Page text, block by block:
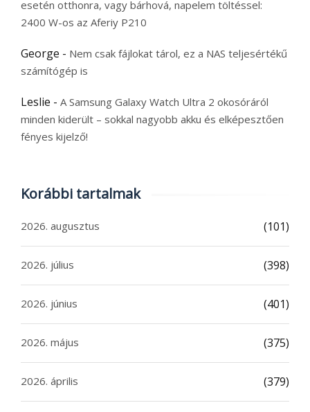
esetén otthonra, vagy bárhová, napelem töltéssel:
2400 W-os az Aferiy P210
George - Nem csak fájlokat tárol, ez a NAS teljesértékű
számítógép is
Leslie - A Samsung Galaxy Watch Ultra 2 okosóráról
minden kiderült – sokkal nagyobb akku és elképesztően
fényes kijelző!
Korábbi tartalmak
2026. augusztus (101)
2026. július (398)
2026. június (401)
2026. május (375)
2026. április (379)